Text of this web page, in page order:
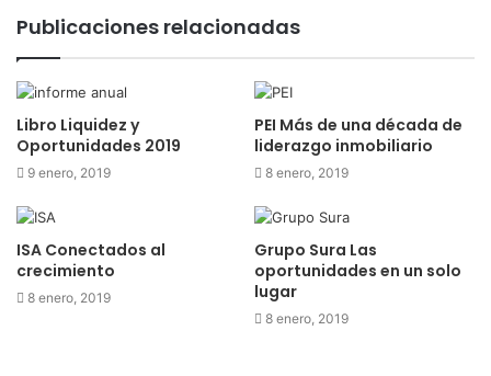
Publicaciones relacionadas
Libro Liquidez y
Oportunidades 2019
9 enero, 2019
PEI Más de una década de
liderazgo inmobiliario
8 enero, 2019
ISA Conectados al
crecimiento
8 enero, 2019
Grupo Sura Las
oportunidades en un solo
lugar
8 enero, 2019